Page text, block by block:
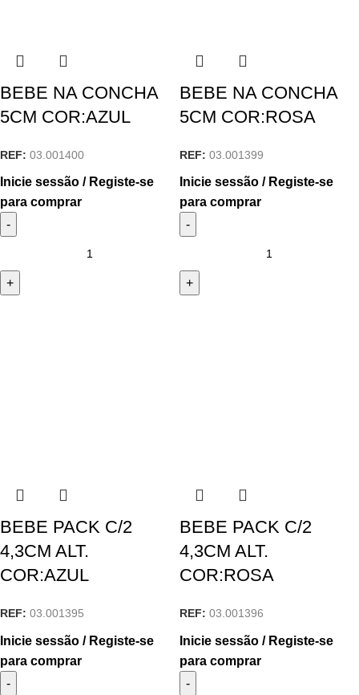
BEBE NA CONCHA
5CM COR:AZUL
REF: 03.001400
Inicie sessão / Registe-se
para comprar
BEBE NA CONCHA
5CM COR:ROSA
REF: 03.001399
Inicie sessão / Registe-se
para comprar
BEBE PACK C/2
4,3CM ALT.
COR:AZUL
REF: 03.001395
Inicie sessão / Registe-se
para comprar
BEBE PACK C/2
4,3CM ALT.
COR:ROSA
REF: 03.001396
Inicie sessão / Registe-se
para comprar